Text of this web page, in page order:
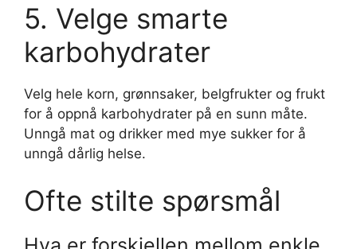
5. Velge smarte
karbohydrater
Velg hele korn, grønnsaker, belgfrukter og frukt
for å oppnå karbohydrater på en sunn måte.
Unngå mat og drikker med mye sukker for å
unngå dårlig helse.
Ofte stilte spørsmål